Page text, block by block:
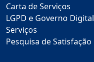
Carta de Serviços
LGPD e Governo Digital
Serviços
Pesquisa de Satisfação